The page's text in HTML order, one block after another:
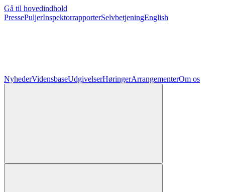
Gå til hovedindhold
PressePuljerInspektorrapporterSelvbetjeningEnglish
NyhederVidensbaseUdgivelserHøringerArrangementerOm os